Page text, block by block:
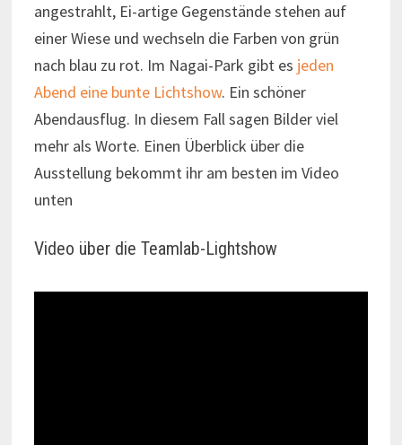
angestrahlt, Ei-artige Gegenstände stehen auf
einer Wiese und wechseln die Farben von grün
nach blau zu rot. Im Nagai-Park gibt es jeden
Abend eine bunte Lichtshow. Ein schöner
Abendausflug. In diesem Fall sagen Bilder viel
mehr als Worte. Einen Überblick über die
Ausstellung bekommt ihr am besten im Video
unten
Video über die Teamlab-Lightshow